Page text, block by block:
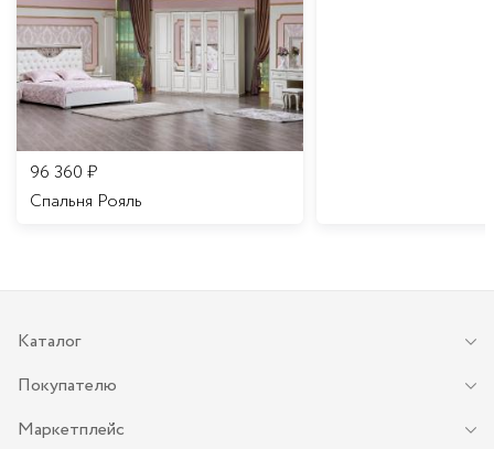
96 360 ₽
Спальня Рояль
Каталог
Покупателю
Маркетплейс